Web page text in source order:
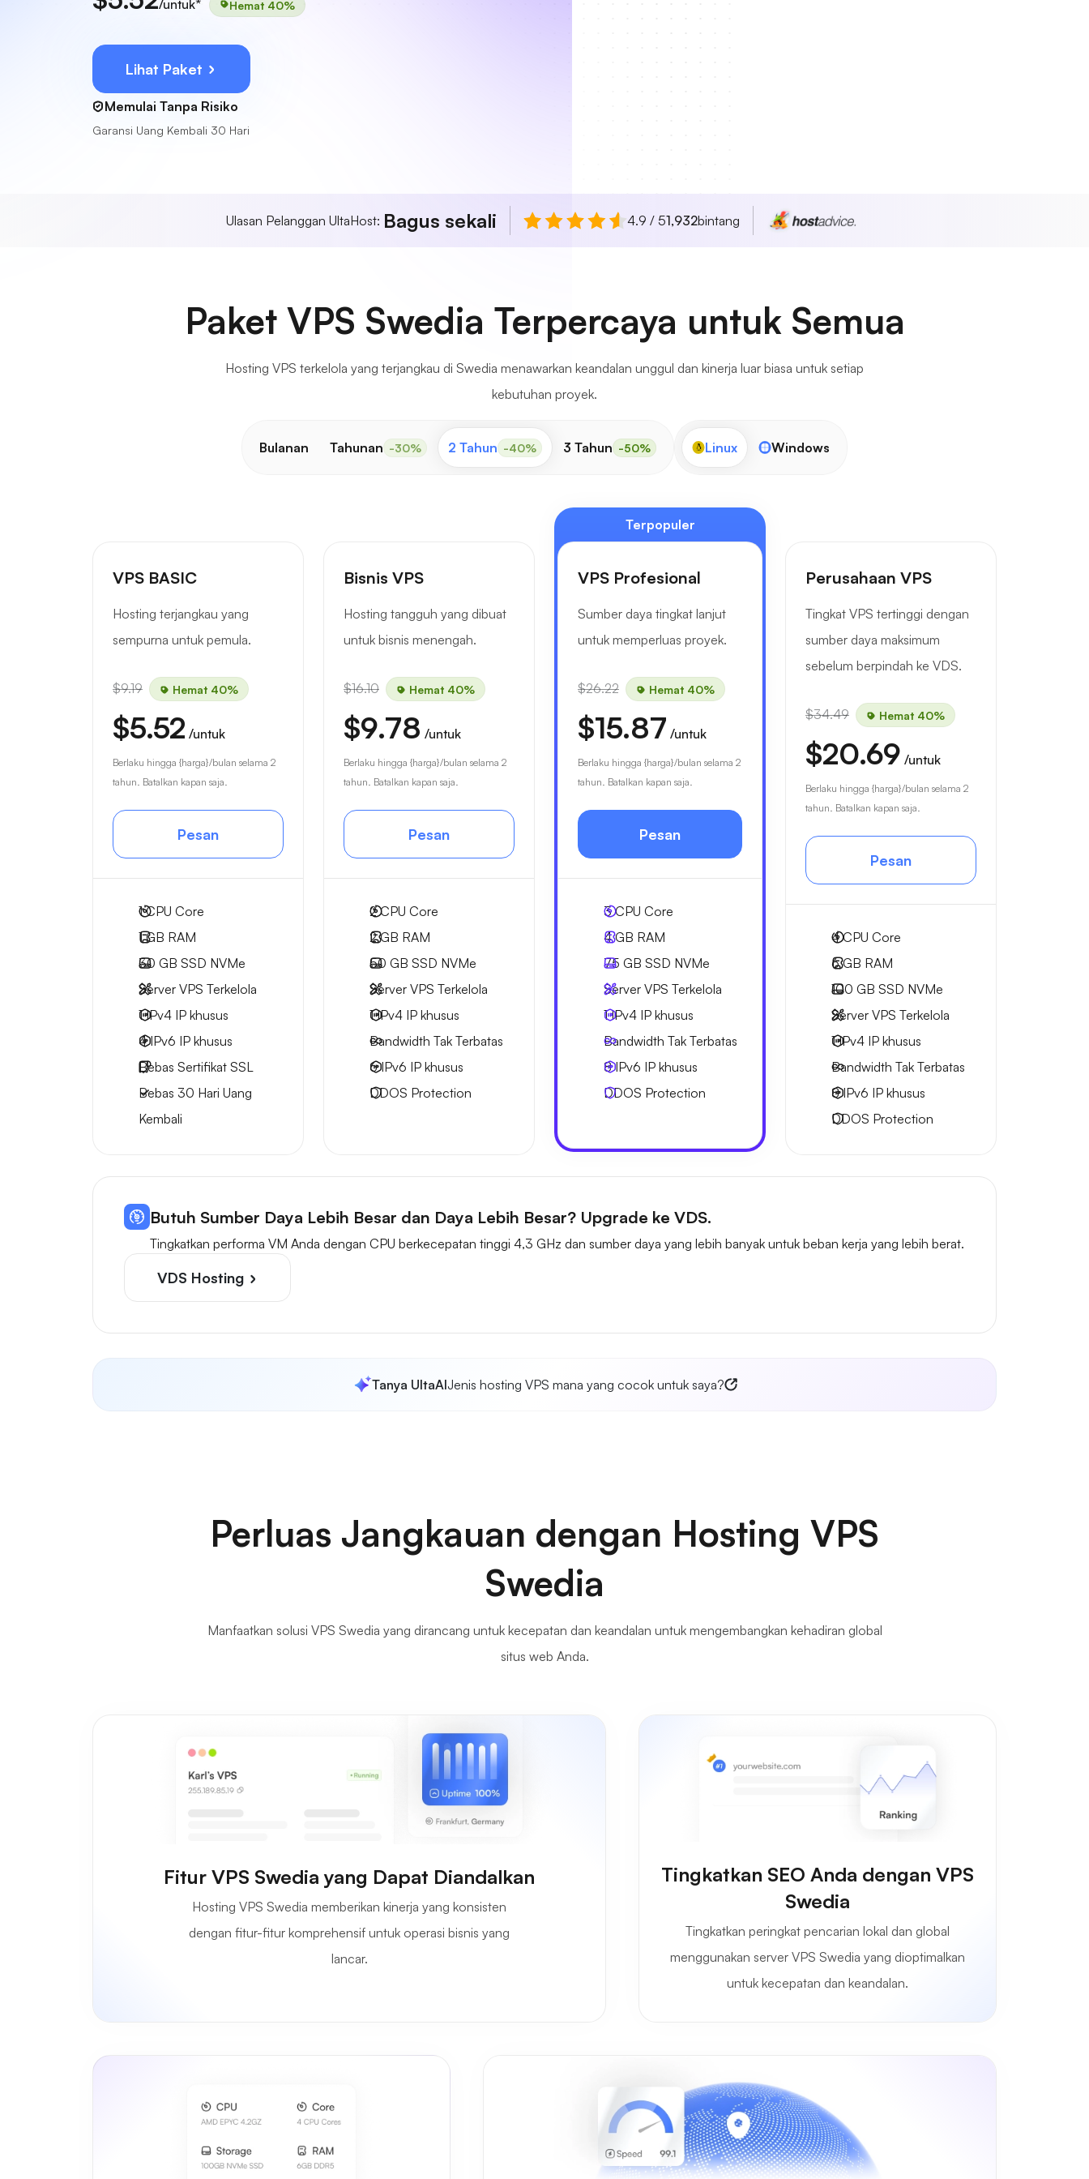
/untuk* Hemat 40%
Lihat Paket
Memulai Tanpa Risiko
Garansi Uang Kembali 30 Hari
Ulasan Pelanggan UltaHost: Bagus sekali 4.9 / 51,932bintang
Paket VPS Swedia Terpercaya untuk Semua
Hosting VPS terkelola yang terjangkau di Swedia menawarkan keandalan unggul dan kinerja luar biasa untuk setiap
kebutuhan proyek.
Bulanan Tahunan -30% 2 Tahun -40% 3 Tahun -50% Linux Windows
VPS BASIC
Hosting terjangkau yang
sempurna untuk pemula.
$9.19 Hemat 40%
$5.52 /untuk
Berlaku hingga {harga}/bulan selama 2
tahun. Batalkan kapan saja.
Pesan
1CPU Core
1 GB RAM
30 GB SSD NVMe
Server VPS Terkelola
1 IPv4 IP khusus
4 IPv6 IP khusus
Bebas Sertifikat SSL
Bebas 30 Hari Uang
Kembali
Bisnis VPS
Hosting tangguh yang dibuat
untuk bisnis menengah.
$16.10 Hemat 40%
$9.78 /untuk
Berlaku hingga {harga}/bulan selama 2
tahun. Batalkan kapan saja.
Pesan
2CPU Core
2 GB RAM
50 GB SSD NVMe
Server VPS Terkelola
1 IPv4 IP khusus
Bandwidth Tak Terbatas
6 IPv6 IP khusus
DDOS Protection
Terpopuler
VPS Profesional
Sumber daya tingkat lanjut
untuk memperluas proyek.
$26.22 Hemat 40%
$15.87 /untuk
Berlaku hingga {harga}/bulan selama 2
tahun. Batalkan kapan saja.
Pesan
3CPU Core
4 GB RAM
75 GB SSD NVMe
Server VPS Terkelola
1 IPv4 IP khusus
Bandwidth Tak Terbatas
8 IPv6 IP khusus
DDOS Protection
Perusahaan VPS
Tingkat VPS tertinggi dengan
sumber daya maksimum
sebelum berpindah ke VDS.
$34.49 Hemat 40%
$20.69 /untuk
Berlaku hingga {harga}/bulan selama 2
tahun. Batalkan kapan saja.
Pesan
4CPU Core
6 GB RAM
100 GB SSD NVMe
Server VPS Terkelola
1 IPv4 IP khusus
Bandwidth Tak Terbatas
8 IPv6 IP khusus
DDOS Protection
Butuh Sumber Daya Lebih Besar dan Daya Lebih Besar? Upgrade ke VDS.
Tingkatkan performa VM Anda dengan CPU berkecepatan tinggi 4,3 GHz dan sumber daya yang lebih banyak untuk beban kerja yang lebih berat.
VDS Hosting
Tanya UltaAIJenis hosting VPS mana yang cocok untuk saya?
Perluas Jangkauan dengan Hosting VPS
Swedia
Manfaatkan solusi VPS Swedia yang dirancang untuk kecepatan dan keandalan untuk mengembangkan kehadiran global
situs web Anda.
Fitur VPS Swedia yang Dapat Diandalkan
Hosting VPS Swedia memberikan kinerja yang konsisten
dengan fitur-fitur komprehensif untuk operasi bisnis yang
lancar.
Tingkatkan SEO Anda dengan VPS
Swedia
Tingkatkan peringkat pencarian lokal dan global
menggunakan server VPS Swedia yang dioptimalkan
untuk kecepatan dan keandalan.